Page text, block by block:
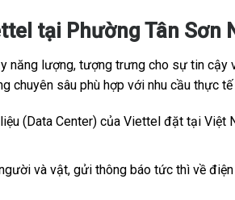
tại Phường Tân Sơn
năng lượng, tượng trưng cho sự tin cậy
chuyên sâu phù hợp với nhu cầu thực
(Data Center) của Viettel đặt tại Việt
và vật, gửi thông báo tức thì về